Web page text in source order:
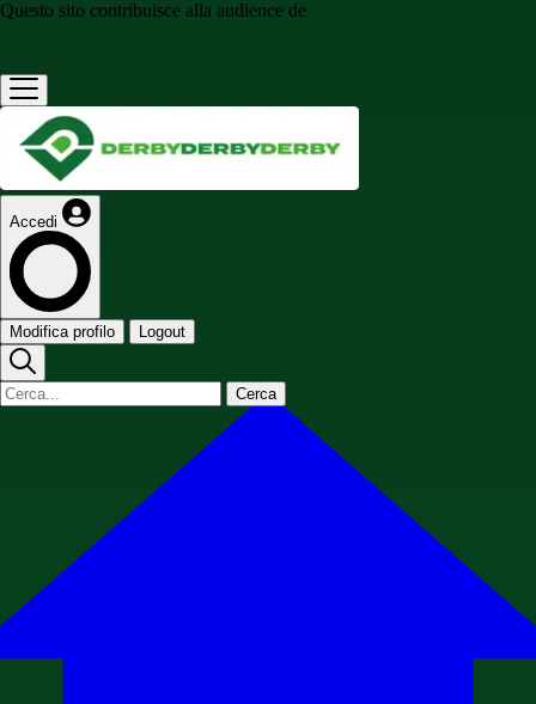
Questo sito contribuisce alla audience de
Accedi
Modifica profilo Logout
Cerca